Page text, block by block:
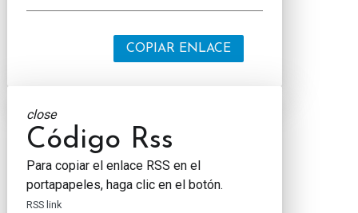
COPIAR ENLACE
close
Código Rss
Para copiar el enlace RSS en el
portapapeles, haga clic en el botón.
RSS link